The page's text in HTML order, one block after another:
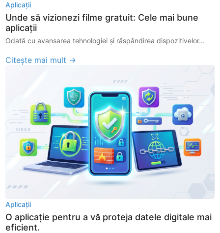
Aplicații
Unde să vizionezi filme gratuit: Cele mai bune
aplicații
Odată cu avansarea tehnologiei și răspândirea dispozitivelor...
Citește mai mult →
Aplicații
O aplicație pentru a vă proteja datele digitale mai
eficient.